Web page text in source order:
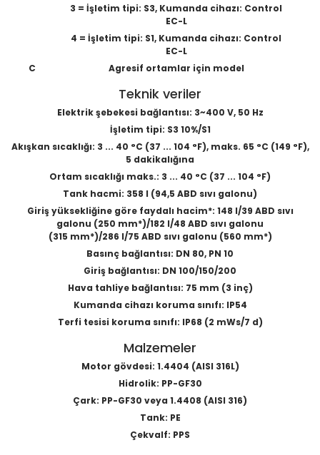
3 = İşletim tipi: S3, Kumanda cihazı: Control
EC-L
4 = İşletim tipi: S1, Kumanda cihazı: Control
EC-L
C
Agresif ortamlar için model
Teknik veriler
Elektrik şebekesi bağlantısı: 3~400 V, 50 Hz
İşletim tipi: S3 10%/S1
Akışkan sıcaklığı: 3 ... 40 °C (37 ... 104 °F), maks. 65 °C (149 °F),
5 dakikalığına
Ortam sıcaklığı maks.: 3 ... 40 °C (37 ... 104 °F)
Tank hacmi: 358 l (94,5 ABD sıvı galonu)
Giriş yüksekliğine göre faydalı hacim*: 148 l/39 ABD sıvı
galonu (250 mm*)/182 l/48 ABD sıvı galonu
(315 mm*)/286 l/75 ABD sıvı galonu (560 mm*)
Basınç bağlantısı: DN 80, PN 10
Giriş bağlantısı: DN 100/150/200
Hava tahliye bağlantısı: 75 mm (3 inç)
Kumanda cihazı koruma sınıfı: IP54
Terfi tesisi koruma sınıfı: IP68 (2 mWs/7 d)
Malzemeler
Motor gövdesi: 1.4404 (AISI 316L)
Hidrolik: PP-GF30
Çark: PP-GF30 veya 1.4408 (AISI 316)
Tank: PE
Çekvalf: PPS